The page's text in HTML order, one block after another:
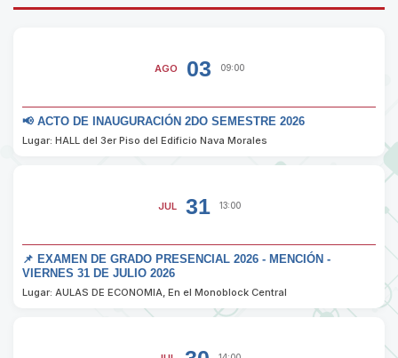
AGO 03 09:00
📢 ACTO DE INAUGURACIÓN 2DO SEMESTRE 2026
Lugar: HALL del 3er Piso del Edificio Nava Morales
JUL 31 13:00
📌 EXAMEN DE GRADO PRESENCIAL 2026 - MENCIÓN -
VIERNES 31 DE JULIO 2026
Lugar: AULAS DE ECONOMIA, En el Monoblock Central